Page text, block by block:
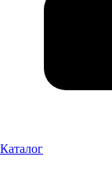
Каталог